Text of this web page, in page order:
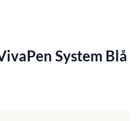
System Blå